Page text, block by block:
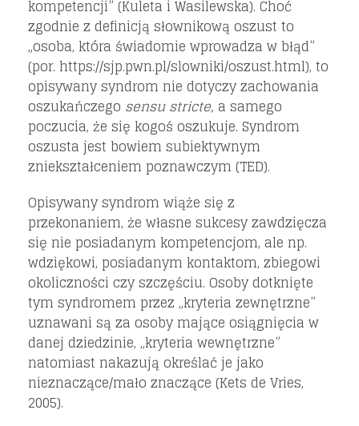
kompetencji” (Kuleta i Wasilewska). Choć
zgodnie z definicją słownikową oszust to
„osoba, która świadomie wprowadza w błąd”
(por. https://sjp.pwn.pl/slowniki/oszust.html), to
opisywany syndrom nie dotyczy zachowania
oszukańczego sensu stricte, a samego
poczucia, że się kogoś oszukuje. Syndrom
oszusta jest bowiem subiektywnym
zniekształceniem poznawczym (TED).
Opisywany syndrom wiąże się z
przekonaniem, że własne sukcesy zawdzięcza
się nie posiadanym kompetencjom, ale np.
wdziękowi, posiadanym kontaktom, zbiegowi
okoliczności czy szczęściu. Osoby dotknięte
tym syndromem przez „kryteria zewnętrzne”
uznawani są za osoby mające osiągnięcia w
danej dziedzinie, „kryteria wewnętrzne”
natomiast nakazują określać je jako
nieznaczące/mało znaczące (Kets de Vries,
2005).